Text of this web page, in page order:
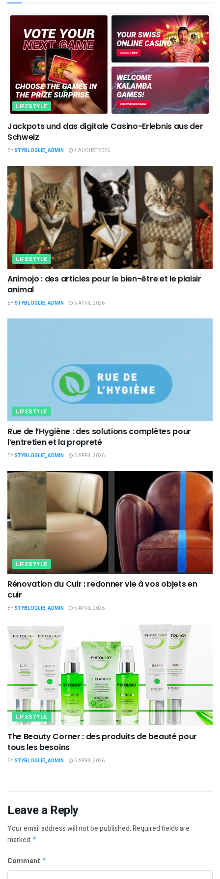
LIFESTYLE
Jackpots und das digitale Casino-Erlebnis aus der
Schweiz
BY STYBLOGLIE_ADMIN 4 AUGUST 2026
LIFESTYLE
Animojo : des articles pour le bien-être et le plaisir
animal
BY STYBLOGLIE_ADMIN 5 APRIL 2026
LIFESTYLE
Rue de l’Hygiène : des solutions complètes pour
l’entretien et la propreté
BY STYBLOGLIE_ADMIN 5 APRIL 2026
LIFESTYLE
Rénovation du Cuir : redonner vie à vos objets en
cuir
BY STYBLOGLIE_ADMIN 5 APRIL 2026
LIFESTYLE
The Beauty Corner : des produits de beauté pour
tous les besoins
BY STYBLOGLIE_ADMIN 5 APRIL 2026
Leave a Reply
Your email address will not be published.Required fields are
marked *
Comment *